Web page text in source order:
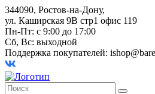
344090, Ростов-на-Дону,
ул. Каширская 9В стр1 офис 119
Пн-Пт: с 9:00 до 17:00
Сб, Вс: выходной
Поддержка покупателей: